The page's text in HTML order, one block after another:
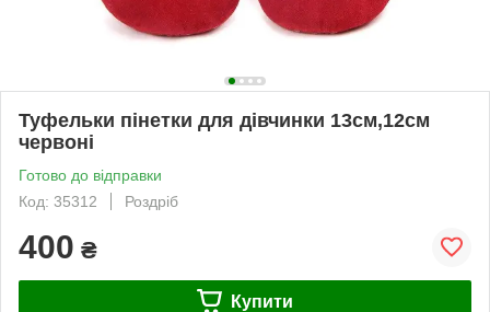
Туфельки пінетки для дівчинки 13см,12см
червоні
Готово до відправки
Код: 35312
Роздріб
400 ₴
Купити